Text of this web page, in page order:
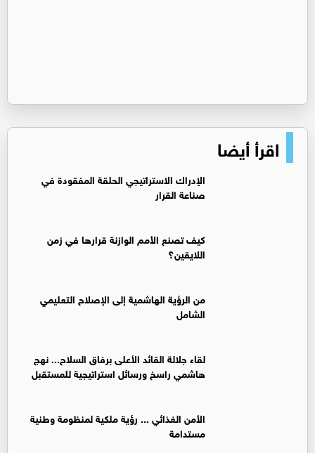
اقرأ أيضا
الإدراك الاستراتيجي الحلقة المفقودة في
صناعة القرار
كيف تصنع الأمم الوازنة قرارها في زمن
اللايقين؟
من الرؤية الهاشمية إلى الإصلاح التعليمي
الشامل
لقاء جلالة القائد الأعلى برفاق السلاح... نهج
هاشمي راسخ ورسائل استراتيجية للمستقبل
الأمن الغذائي ... رؤية ملكية لمنظومة وطنية
مستدامة